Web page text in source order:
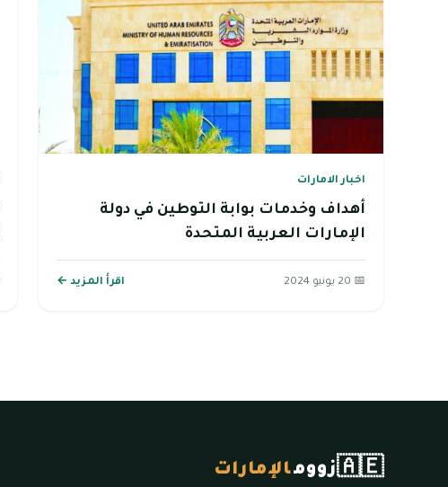
اخبار الامارات
أهداف وخدمات بوابة التوطين في دولة
الإمارات العربية المتحدة
📅 20 يونيو 2024 اقرأ المزيد ←
🇦🇪زوومالإمارات